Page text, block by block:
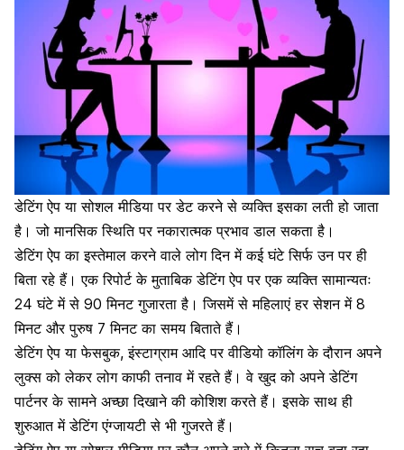
डेटिंग ऐप या सोशल मीडिया पर डेट करने से व्यक्ति इसका लती हो जाता
है। जो मानसिक स्थिति पर नकारात्मक प्रभाव डाल सकता है।
डेटिंग ऐप का इस्तेमाल करने वाले लोग दिन में कई घंटे सिर्फ उन पर ही
बिता रहे हैं। एक रिपोर्ट के मुताबिकडेटिंग ऐप पर एक व्यक्ति सामान्यतः
24 घंटे में से 90 मिनट गुजारता है। जिसमें से महिलाएं हर सेशन में 8
मिनट और पुरुष 7 मिनट का समय बिताते हैं।
डेटिंग ऐप या फेसबुक, इंस्टाग्राम आदि परवीडियो कॉलिंग के दौरान अपने
लुक्स को लेकर लोग काफी तनाव में रहते हैं। वे खुद को अपने डेटिंग
पार्टनर के सामने अच्छा दिखाने की कोशिश करते हैं। इसके साथ ही
शुरुआत मेंडेटिंग एंग्जायटी से भी गुजरते हैं।